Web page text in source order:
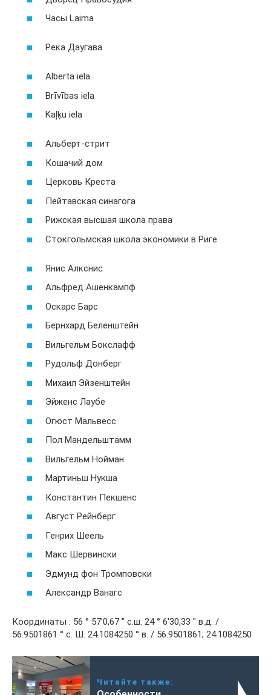
Часы Laima
Река Даугава
Alberta iela
Brīvības iela
Kaļķu iela
Альберт-стрит
Кошачий дом
Церковь Креста
Пейтавская синагога
Рижская высшая школа права
Стокгольмская школа экономики в Риге
Янис Алкснис
Альфред Ашенкампф
Оскарс Барс
Бернхард Беленштейн
Вильгельм Бокслафф
Рудольф Донберг
Михаил Эйзенштейн
Эйженс Лаубе
Огюст Мальвесс
Пол Мандельштамм
Вильгельм Нойман
Мартиньш Нукша
Константин Пекшенс
Август Рейнберг
Генрих Шеель
Макс Шервински
Эдмунд фон Тромповски
Александр Ванагс
Координаты : 56 ° 57′0,67 ″ с.ш. 24 ° 6′30,33 ″ в.д. /
56.9501861 ° с. Ш. 24.1084250 ° в. / 56.9501861; 24.1084250
Читайте также: